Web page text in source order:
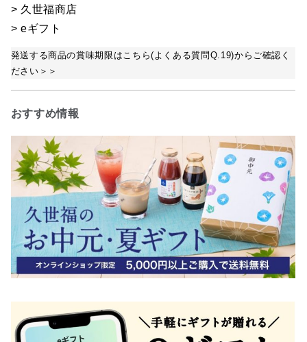
> 久世福商店
> eギフト
発送する商品の賞味期限はこちら(よくある質問Q.19)からご確認く
ださい＞＞
おすすめ情報